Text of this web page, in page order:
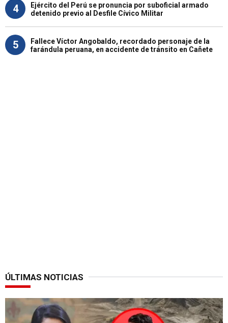
4
Ejército del Perú se pronuncia por suboficial armado
detenido previo al Desfile Cívico Militar
5
Fallece Víctor Angobaldo, recordado personaje de la
farándula peruana, en accidente de tránsito en Cañete
ÚLTIMAS NOTICIAS